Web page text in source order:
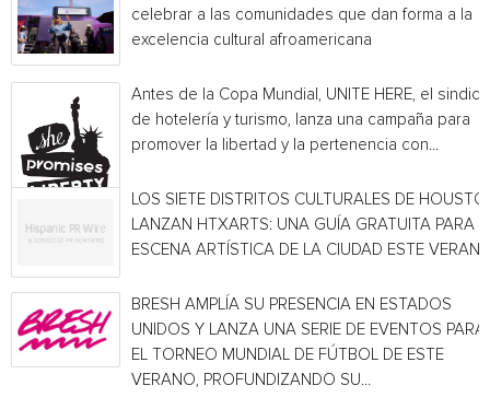
celebrar a las comunidades que dan forma a la
excelencia cultural afroamericana
Antes de la Copa Mundial, UNITE HERE, el
de hotelería y turismo, lanza una campaña para
promover la libertad y la pertenencia con...
LOS SIETE DISTRITOS CULTURALES DE
LANZAN HTXARTS: UNA GUÍA GRATUITA PARA
ESCENA ARTÍSTICA DE LA CIUDAD ESTE
BRESH AMPLÍA SU PRESENCIA EN ESTADOS
UNIDOS Y LANZA UNA SERIE DE EVENTOS PARA
EL TORNEO MUNDIAL DE FÚTBOL DE ESTE
VERANO, PROFUNDIZANDO SU...